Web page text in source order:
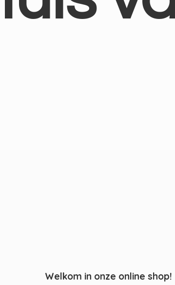
Welkom in onze online shop!